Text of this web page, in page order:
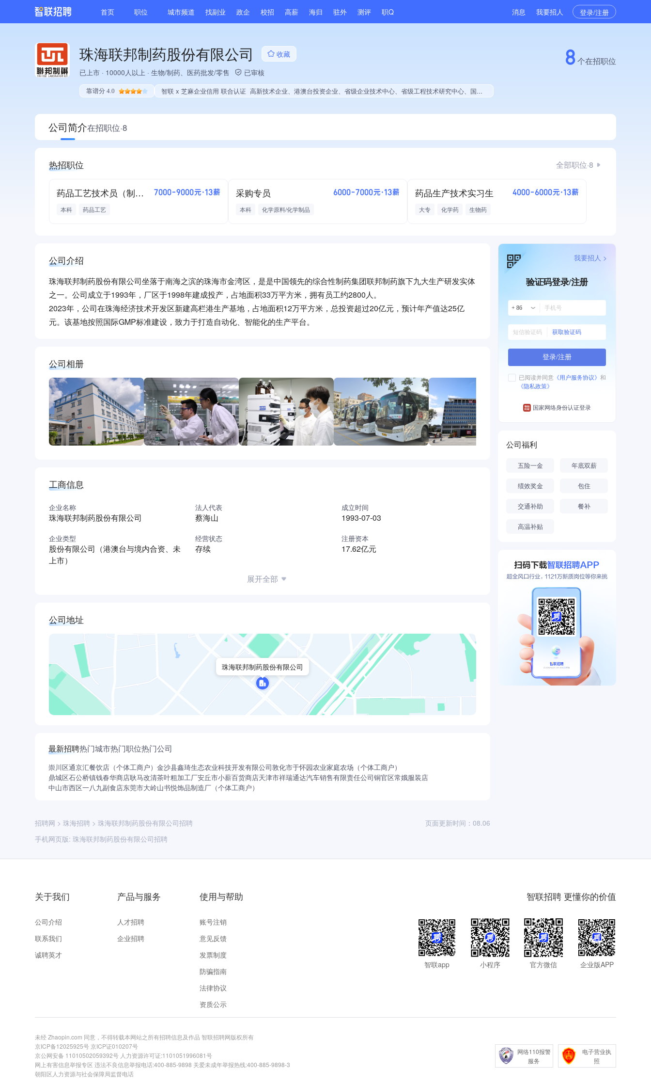
首页 职位 城市频道 找副业 政企 校招 高薪 海归 驻外 测评 职Q 消息 我要招人 登录/注册
珠海联邦制药股份有限公司
收藏
已上市 · 10000人以上 · 生物/制药、医药批发/零售 已审核
靠谱分 4.0 智联 x 芝麻企业信用 联合认证 高新技术企业、港澳台投资企业、省级企业技术中心、省级工程技术研究中心、国企供应商、战略性新兴领域创新能力、绝对控股4家公司、薪资水平全省同行前50%、旗下品牌同行前5%、A级纳税人、守合同重信用企业、多产业布局、拥有自主品牌、拥有高价值专利、专利授权量同领域前500、技术布局行业领先、经营年限全国同行前5%、集团成员、权威管理体系认证、发债企业、全国多家直营店、大学生就业贡献、拥有绿色资质、拥有工艺创新能力、拥有多项作品、美术作品创作量位于同行前500
8个在招职位
公司简介在招职位·8
热招职位 全部职位·8
药品工艺技术员（制剂车间） 7000-9000元·13薪
本科 药品工艺
采购专员 6000-7000元·13薪
本科 化学原料/化学制品
药品生产技术实习生 4000-6000元·13薪
大专 化学药 生物药
公司介绍
珠海联邦制药股份有限公司坐落于南海之滨的珠海市金湾区，是是中国领先的综合性制药集团联邦制药旗下九大生产研发实体
之一。公司成立于1993年，厂区于1998年建成投产，占地面积33万平方米，拥有员工约2800人。
2023年，公司在珠海经济技术开发区新建高栏港生产基地，占地面积12万平方米，总投资超过20亿元，预计年产值达25亿
元。该基地按照国际GMP标准建设，致力于打造自动化、智能化的生产平台。
公司相册
工商信息
企业名称
珠海联邦制药股份有限公司
法人代表
蔡海山
成立时间
1993-07-03
企业类型
股份有限公司（港澳台与境内合资、未
上市）
经营状态
存续
注册资本
17.62亿元
展开全部
公司地址
珠海联邦制药股份有限公司
最新招聘热门城市热门职位热门公司
崇川区通京汇餐饮店（个体工商户） 金沙县鑫琦生态农业科技开发有限公司敦化市于怀园农业家庭农场（个体工商户）
鼎城区石公桥镇钱春华商店耿马改清茶叶粗加工厂安丘市小薪百货商店天津市祥瑞通达汽车销售有限责任公司铜官区常娥服装店
中山市西区一八九副食店东莞市大岭山书悦饰品制造厂（个体工商户）
招聘网 > 珠海招聘 > 珠海联邦制药股份有限公司招聘
手机网页版: 珠海联邦制药股份有限公司招聘
页面更新时间：08.06
验证码登录/注册
+ 86
获取验证码
登录/注册
已阅读并同意 《用户服务协议》 和
《隐私政策》
国家网络身份认证登录
我要招人 >
公司福利
五险一金 年底双薪
绩效奖金 包住
交通补助 餐补
高温补贴
关于我们
公司介绍
联系我们
诚聘英才
产品与服务
人才招聘
企业招聘
使用与帮助
账号注销
意见反馈
发票制度
防骗指南
法律协议
资质公示
智联招聘 更懂你的价值
智联app 小程序 官方微信 企业版APP
未经 Zhaopin.com 同意，不得转载本网站之所有招聘信息及作品 智联招聘网版权所有
京ICP备12025925号京ICP证010207号
京公网安备 11010502059392号 人力资源许可证:1101051996081号
网上有害信息举报专区 违法不良信息举报电话:400-885-9898 关爱未成年举报热线:400-885-9898-3
朝阳区人力资源与社会保障局监督电话
网络110报警
服务
电子营业执
照